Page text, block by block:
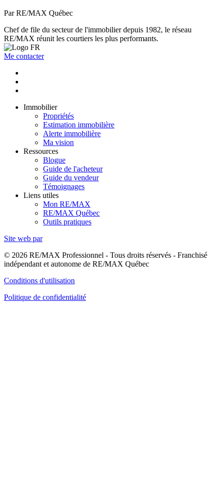
Par RE/MAX Québec
Chef de file du secteur de l'immobilier depuis 1982, le réseau
RE/MAX réunit les courtiers les plus performants.
Me contacter
Immobilier
Propriétés
Estimation immobilière
Alerte immobilière
Ma vision
Ressources
Blogue
Guide de l'acheteur
Guide du vendeur
Témoignages
Liens utiles
Mon RE/MAX
RE/MAX Québec
Outils pratiques
Site web par
© 2026 RE/MAX Professionnel - Tous droits réservés - Franchisé
indépendant et autonome de RE/MAX Québec
Conditions d'utilisation
Politique de confidentialité